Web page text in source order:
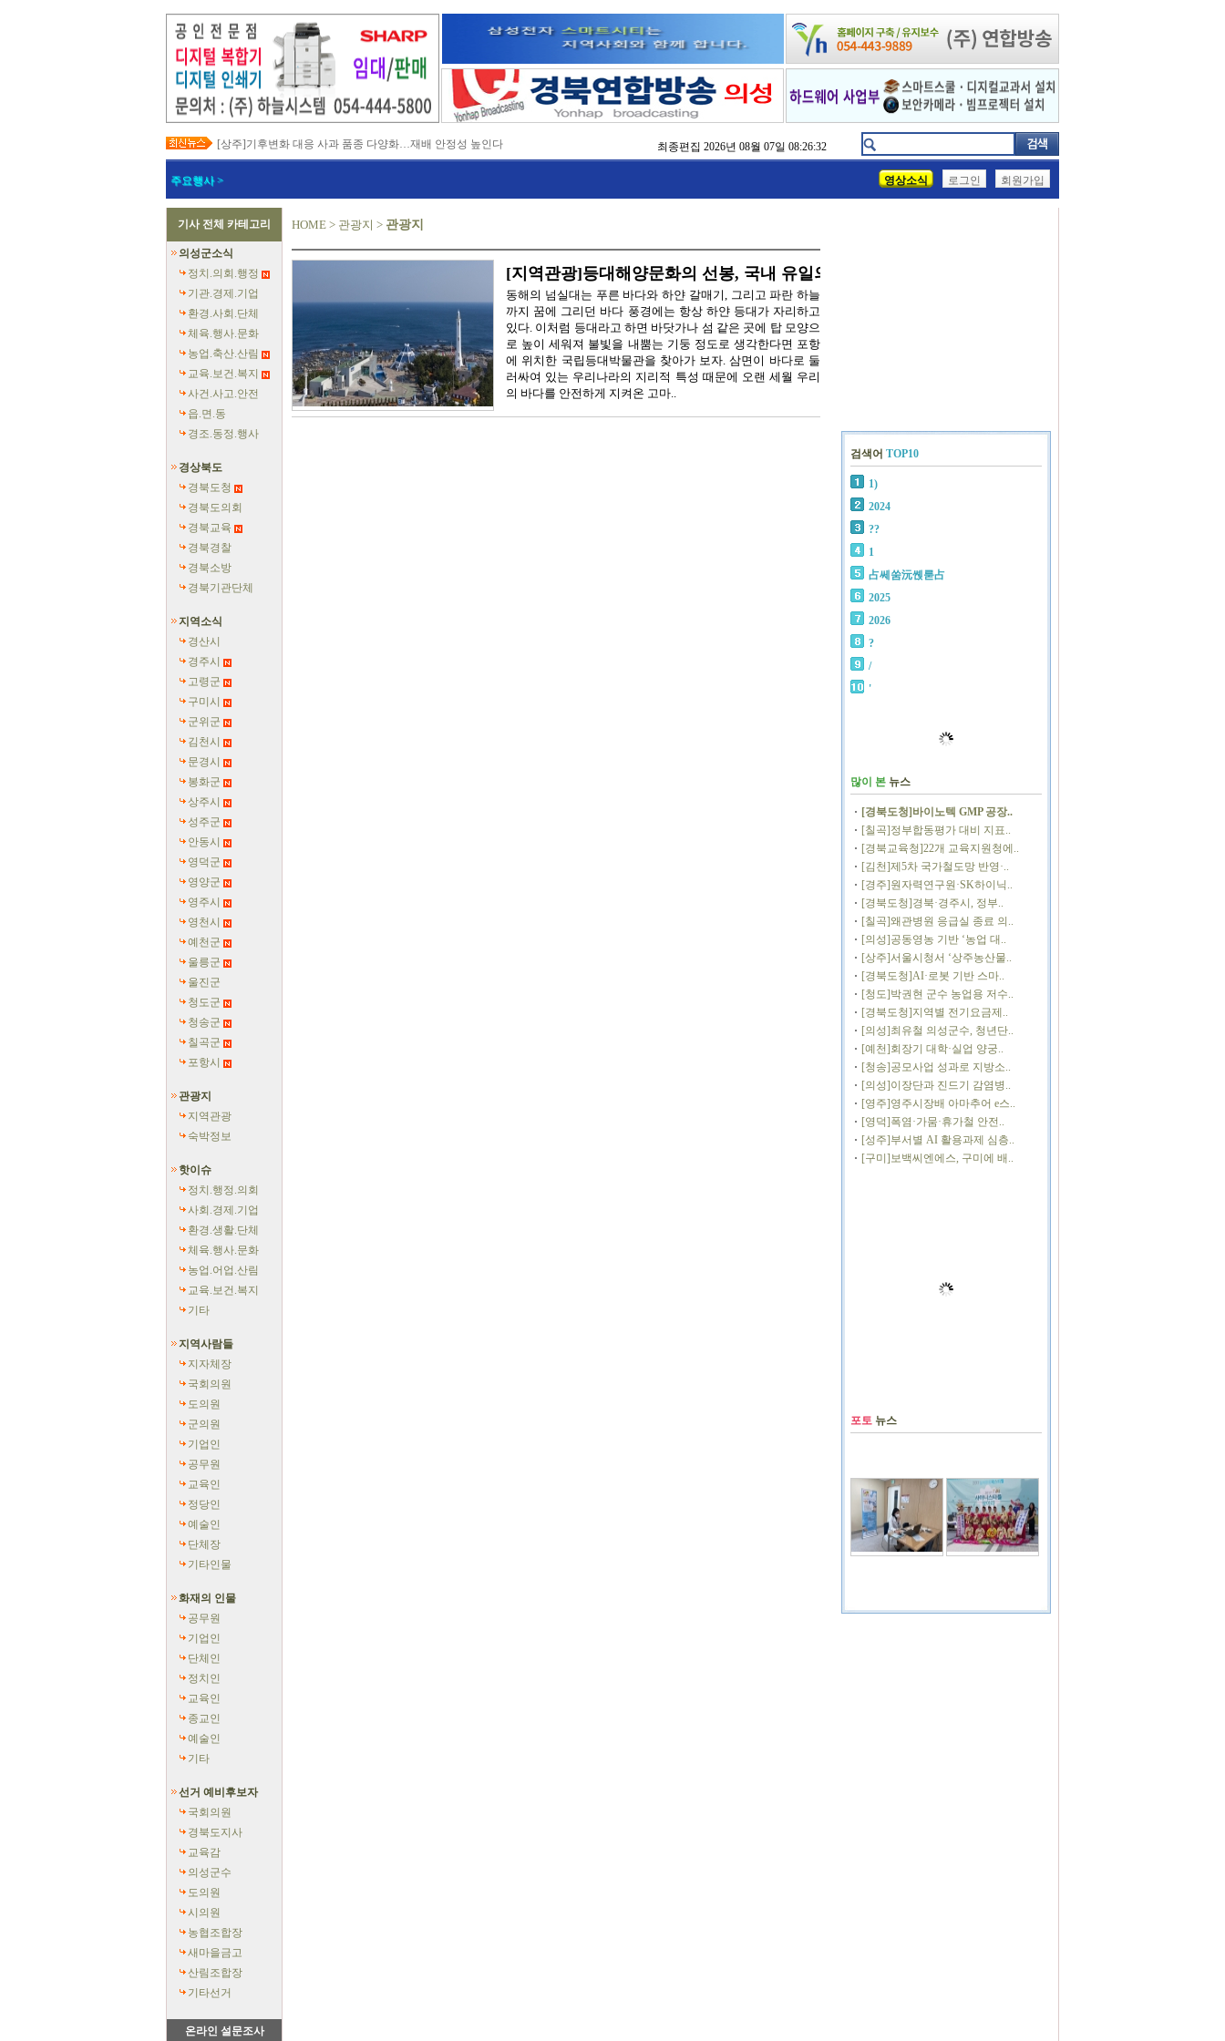
[상주]기후변화 대응 사과 품종 다양화…재배 안정성 높인다
[봉화]‘K-베트남 밸리 특구’ 최종 지정…3,476억 투입
[김천]지방세입 체납관리단 본격 가동…맞춤형 징수 나선다
[고령]가뭄 장기화 총력 대응…농업용수 확보 긴급 지원
[경북교육청]‘수리력+ 웹 콘텐츠’ 개발…맞춤형 수학 학습 지원
[경북도청]‘말산업 특구’ 키운다…한국마사회 영천 유치 공동전선
[구미]예능 타고 뜬 구미 관광…‘갓 튀긴 라면’ 판매량 6배 껑충
[경북교육청]일본 방위백서 독도 영유권 주장 강력 규탄
최종편집 2026년 08월 07일 08:26:32
주요행사 > 영상소식 로그인 회원가입
기사 전체 카테고리
의성군소식
정치.의회.행정
기관.경제.기업
환경.사회.단체
체육.행사.문화
농업.축산.산림
교육.보건.복지
사건.사고.안전
읍.면.동
경조.동정.행사
경상북도
경북도청
경북도의회
경북교육
경북경찰
경북소방
경북기관단체
지역소식
경산시
경주시
고령군
구미시
군위군
김천시
문경시
봉화군
상주시
성주군
안동시
영덕군
영양군
영주시
영천시
예천군
울릉군
울진군
청도군
청송군
칠곡군
포항시
관광지
지역관광
숙박정보
핫이슈
정치.행정.의회
사회.경제.기업
환경.생활.단체
체육.행사.문화
농업.어업.산림
교육.보건.복지
기타
지역사람들
지자체장
국회의원
도의원
군의원
기업인
공무원
교육인
정당인
예술인
단체장
기타인물
화재의 인물
공무원
기업인
단체인
정치인
교육인
종교인
예술인
기타
선거 예비후보자
국회의원
경북도지사
교육감
의성군수
도의원
시의원
농협조합장
새마을금고
산림조합장
기타선거
온라인 설문조사
HOME > 관광지 > 관광지
[지역관광]등대해양문화의 선봉, 국내 유일의 등대전문박물관
동해의 넘실대는 푸른 바다와 하얀 갈매기, 그리고 파란 하늘
까지 꿈에 그리던 바다 풍경에는 항상 하얀 등대가 자리하고
있다. 이처럼 등대라고 하면 바닷가나 섬 같은 곳에 탑 모양으
로 높이 세워져 불빛을 내뿜는 기둥 정도로 생각한다면 포항
에 위치한 국립등대박물관을 찾아가 보자. 삼면이 바다로 둘
러싸여 있는 우리나라의 지리적 특성 때문에 오랜 세월 우리
의 바다를 안전하게 지켜온 고마..
검색어 TOP10
1)
2024
??
1
占쎄쑴沅쏁룯占
2025
2026
?
/
'
많이 본 뉴스
[경북도청]바이노텍 GMP 공장..
[칠곡]정부합동평가 대비 지표..
[경북교육청]22개 교육지원청에..
[김천]제5차 국가철도망 반영·..
[경주]원자력연구원·SK하이닉..
[경북도청]경북·경주시, 정부..
[칠곡]왜관병원 응급실 종료 의..
[의성]공동영농 기반 ‘농업 대..
[상주]서울시청서 ‘상주농산물..
[경북도청]AI·로봇 기반 스마..
[청도]박권현 군수 농업용 저수..
[경북도청]지역별 전기요금제..
[의성]최유철 의성군수, 청년단..
[예천]회장기 대학·실업 양궁..
[청송]공모사업 성과로 지방소..
[의성]이장단과 진드기 감염병..
[영주]영주시장배 아마추어 e스..
[영덕]폭염·가뭄·휴가철 안전..
[성주]부서별 AI 활용과제 심층..
[구미]보백씨엔에스, 구미에 배..
포토 뉴스